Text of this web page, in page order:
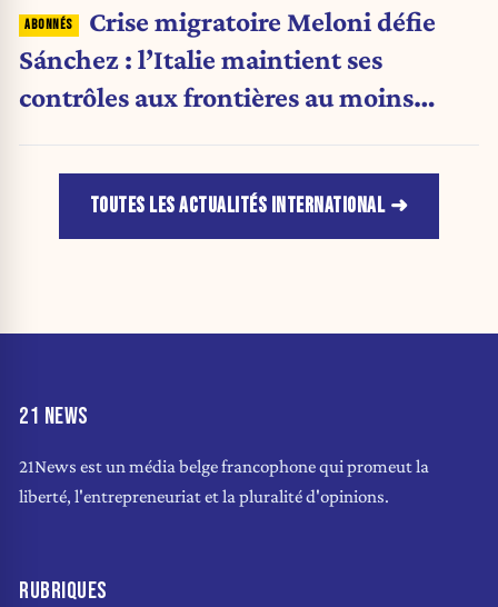
Crise migratoire Meloni défie
Sánchez : l’Italie maintient ses
contrôles aux frontières au moins
TOUTES LES ACTUALITÉS INTERNATIONAL
21 NEWS
21News est un média belge francophone qui promeut la
liberté, l'entrepreneuriat et la pluralité d'opinions.
RUBRIQUES